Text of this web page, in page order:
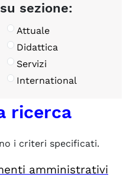
sezione:
Attuale
Didattica
Servizi
International
ricerca
i criteri specificati.
amministrativi